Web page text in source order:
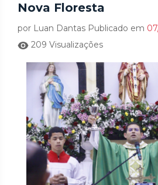
Nova Floresta
por Luan Dantas Publicado em
209 Visualizações